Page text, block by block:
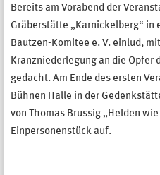
Bereits am Vorabend der
Gräberstätte „Karnickelberg“ in
Bautzen-Komitee e. V. einlud,
Kranzniederlegung an die Opfer
gedacht. Am Ende des ersten
Bühnen Halle in der
von Thomas Brussig „Helden
Einpersonenstück auf.